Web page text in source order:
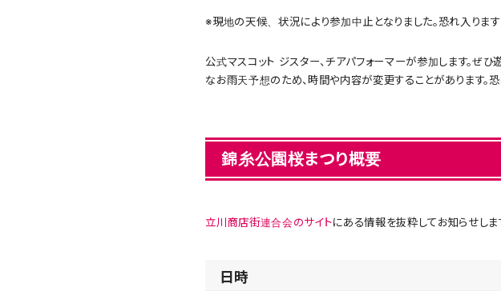
※現地の天候、状況により参加中止となりました。恐れ入りま
公式マスコット ジスター、チアパフォーマーが参加します。ぜひ
なお雨天予想のため、時間や内容が変更することがあります。
錦糸公園桜まつり概要
立川商店街連合会のサイトにある情報を抜粋してお知らせしま
日時